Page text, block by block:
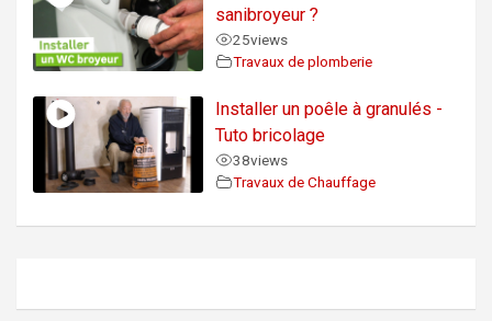
sanibroyeur ?
25views
Travaux de plomberie
Installer un poêle à granulés -
Tuto bricolage
38views
Travaux de Chauffage